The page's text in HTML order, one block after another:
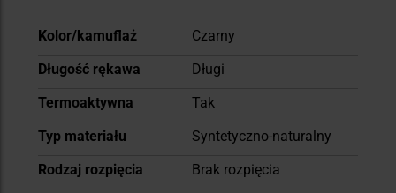
Więcej
Kolor/kamuflaż
Czarny
Długość rękawa
Długi
Termoaktywna
Tak
Typ materiału
Syntetyczno-naturalny
Rodzaj rozpięcia
Brak rozpięcia